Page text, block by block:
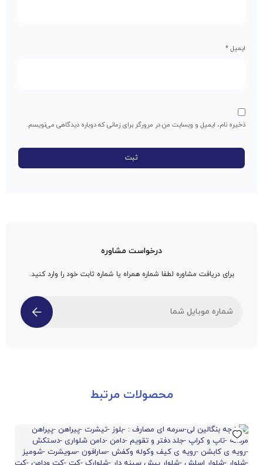
ایمیل*
ذخیره نام، ایمیل و وبسایت من در مرورگر برای زمانی که دوباره دیدگاهی می‌نویسم.
درخواست مشاوره
برای دریافت مشاوره لطفا شماره همراه یا شماره ثابت خود را وارد کنید.
محصولات مرتبط